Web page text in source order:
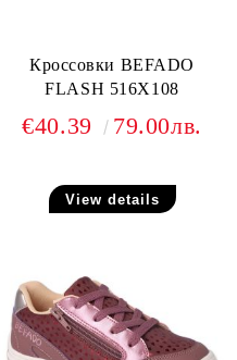
Кроссовки BEFADO
FLASH 516X108
€40.39 79.00лв.
View details